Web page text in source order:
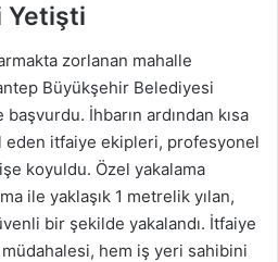
Yetişti
zorlanan mahalle
Büyükşehir Belediyesi
İhbarın ardından kısa
itfaiye ekipleri, profesyonel
koyuldu. Özel yakalama
ile yaklaşık 1 metrelik yılan,
bir şekilde yakalandı. İtfaiye
hem iş yeri sahibini